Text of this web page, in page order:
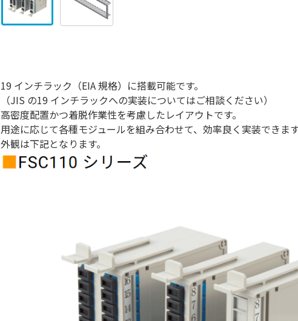
19 インチラック（EIA 規格）に搭載可能です。
（JIS の19 インチラックへの実装についてはご相談ください）
高密度配置かつ着脱作業性を考慮したレイアウトです。
用途に応じて各種モジュールを組み合わせて、効率良く実装できます
外観は下記となります。